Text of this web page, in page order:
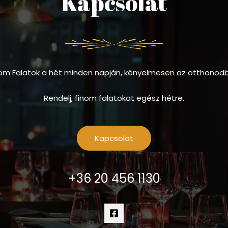
Falatok a hét minden napján, kényelmesen az
Rendelj, finom falatokat egész hétre.
Kapcsolat
+36 20 456 1130